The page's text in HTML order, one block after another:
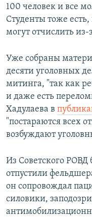
100 человек и все
Студенты тоже
могут отчислить из-
Уже собраны
десяти уголовных
митинга, "так как
и даже есть
Хадулаева в
"постараются всех
возбуждают
Из Советского РОВД
отпустили
он сопровождал
силовики,